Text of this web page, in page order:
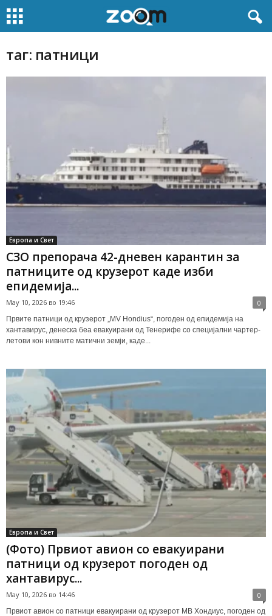
таг: патници
Европа и Свет
СЗО препорача 42-дневен карантин за
патниците од крузерот каде изби
епидемија...
May 10, 2026 во 19:46 0
Првите патници од крузерот „MV Hondius“, погоден од епидемија на
хантавирус, денеска беа евакуирани од Тенерифе со специјални чартер-
летови кон нивните матични земји, каде...
Европа и Свет
(Фото) Првиот авион со евакуирани
патници од крузерот погоден од
хантавирус...
May 10, 2026 во 14:46 0
Првиот авион со патници евакуирани од крузерот МВ Хондиус, погоден од